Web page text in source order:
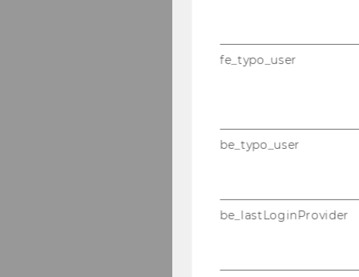
fe_typo_user
be_typo_user
be_lastLoginProvider